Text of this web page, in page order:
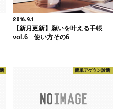
2016.9.1
【新月更新】願いを叶える手帳
vol.6 使い方その6
簡単アゲウン診断